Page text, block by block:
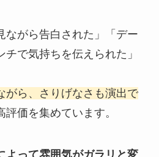
ながら告白された」「デー
チで気持ちを伝えられた」
がら、さりげなさも演出で
評価を集めています。